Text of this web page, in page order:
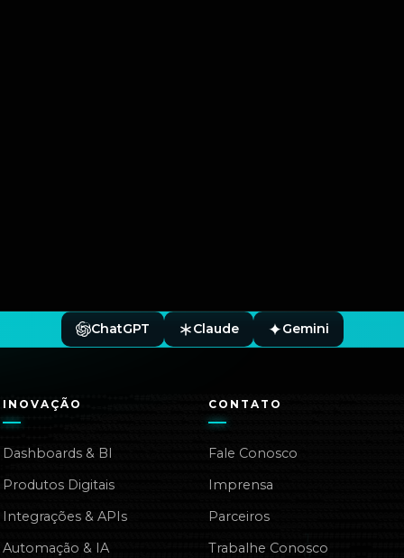
ChatGPT Claude Gemini
INOVAÇÃO
Dashboards & BI
Produtos Digitais
Integrações & APIs
Automação & IA
CONTATO
Fale Conosco
Imprensa
Parceiros
Trabalhe Conosco